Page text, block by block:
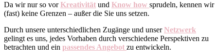
Da wir nur so vorKreativität und Know how sprudeln, kennen wir
(fast) keine Grenzen – außer die Sie uns setzen.
Durch unsere unterschiedlichen Zugänge und unserNetzwerk
gelingt es uns, jedes Vorhaben durch verschiedene Perspektiven zu
betrachten und ein passendes Angebot zu entwickeln.